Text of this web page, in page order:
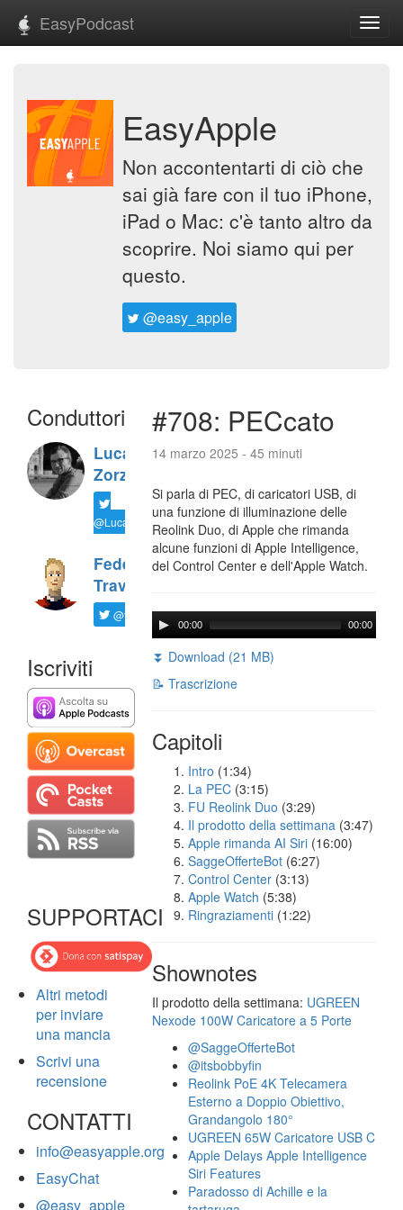
EasyPodcast
EasyApple
Non accontentarti di ciò che
sai già fare con il tuo iPhone,
iPad o Mac: c'è tanto altro da
scoprire. Noi siamo qui per
questo.
@easy_apple
Conduttori
Luca
Zorzi
@LucaTNT
Federico
Travaini
@ftrava
Iscriviti
SUPPORTACI
Altri metodi
per inviare
una mancia
Scrivi una
recensione
CONTATTI
info@easyapple.org
EasyChat
@easy_apple
#708: PECcato
14 marzo 2025 - 45 minuti
Si parla di PEC, di caricatori USB, di
una funzione di illuminazione delle
Reolink Duo, di Apple che rimanda
alcune funzioni di Apple Intelligence,
del Control Center e dell'Apple Watch.
00:00 00:00
⏬ Download (21 MB)
📝 Trascrizione
Capitoli
Intro (1:34)
La PEC (3:15)
FU Reolink Duo (3:29)
Il prodotto della settimana (3:47)
Apple rimanda AI Siri (16:00)
SaggeOfferteBot (6:27)
Control Center (3:13)
Apple Watch (5:38)
Ringraziamenti (1:22)
Shownotes
Il prodotto della settimana: UGREEN
Nexode 100W Caricatore a 5 Porte
@SaggeOfferteBot
@itsbobbyfin
Reolink PoE 4K Telecamera
Esterno a Doppio Obiettivo,
Grandangolo 180°
UGREEN 65W Caricatore USB C
Apple Delays Apple Intelligence
Siri Features
Paradosso di Achille e la